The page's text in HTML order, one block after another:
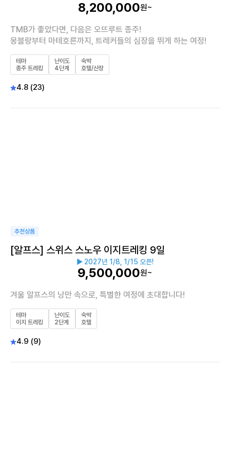
8,200,000원~
TMB가 좋았다면, 다음은 오뜨루트 종주!
몽블랑부터 마테호른까지, 트레커들의 심장을 뛰게 하는 여정!
테마
종주 트레킹
난이도
4단계
숙박
호텔/산장
4.8 (23)
추천상품
[알프스] 스위스 스노우 이지트레킹 9일
▶ 2027년 1/8, 1/15 오픈!
9,500,000원~
겨울 알프스의 낭만 속으로, 특별한 여정에 초대합니다!
테마
이지 트레킹
난이도
2단계
숙박
호텔
4.9 (9)